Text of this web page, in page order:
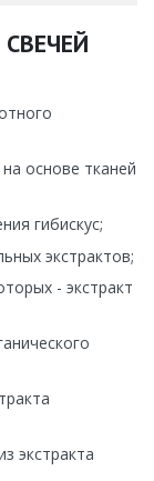
основе тканей
гибискус;
экстрактов;
- экстракт
экстракта